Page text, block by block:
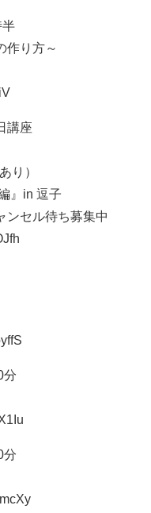
半
作り方～
講座
り）
』in 逗子
セル待ち募集中
分
分